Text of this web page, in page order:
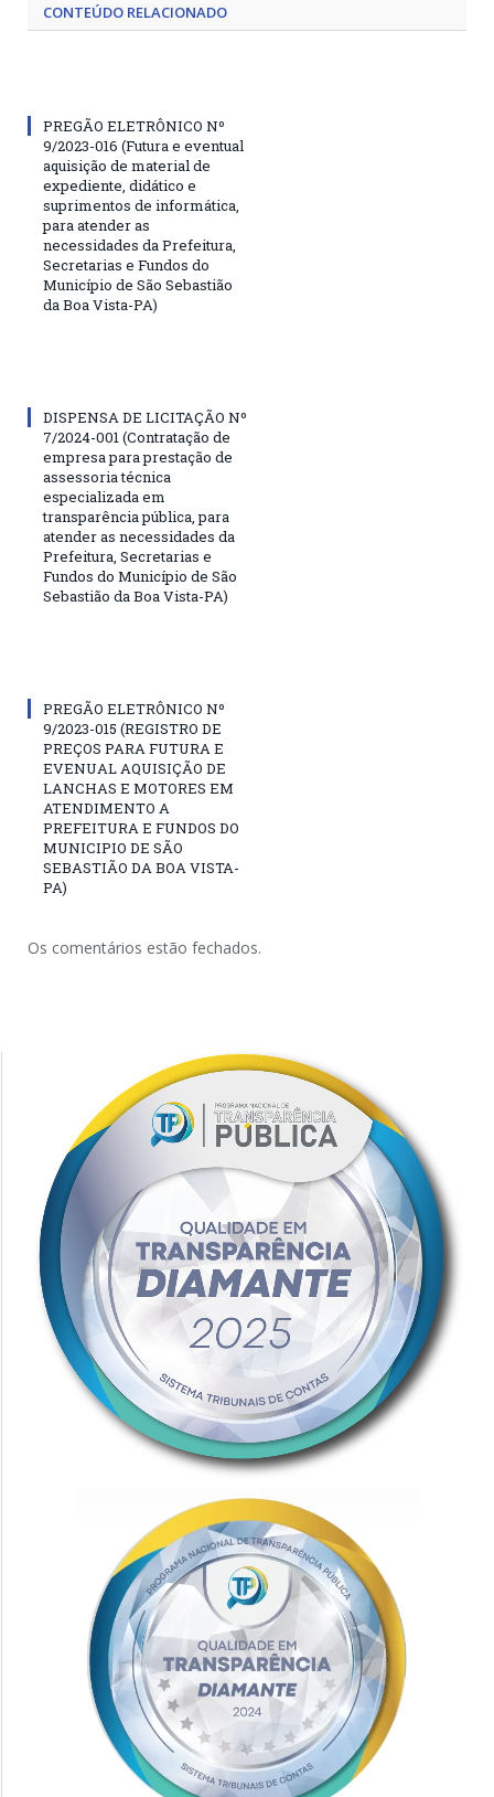
CONTEÚDO RELACIONADO
PREGÃO ELETRÔNICO Nº
9/2023-016 (Futura e eventual
aquisição de material de
expediente, didático e
suprimentos de informática,
para atender as
necessidades da Prefeitura,
Secretarias e Fundos do
Município de São Sebastião
da Boa Vista-PA)
DISPENSA DE LICITAÇÃO Nº
7/2024-001 (Contratação de
empresa para prestação de
assessoria técnica
especializada em
transparência pública, para
atender as necessidades da
Prefeitura, Secretarias e
Fundos do Município de São
Sebastião da Boa Vista-PA)
PREGÃO ELETRÔNICO Nº
9/2023-015 (REGISTRO DE
PREÇOS PARA FUTURA E
EVENUAL AQUISIÇÃO DE
LANCHAS E MOTORES EM
ATENDIMENTO A
PREFEITURA E FUNDOS DO
MUNICIPIO DE SÃO
SEBASTIÃO DA BOA VISTA-
PA)
Os comentários estão fechados.